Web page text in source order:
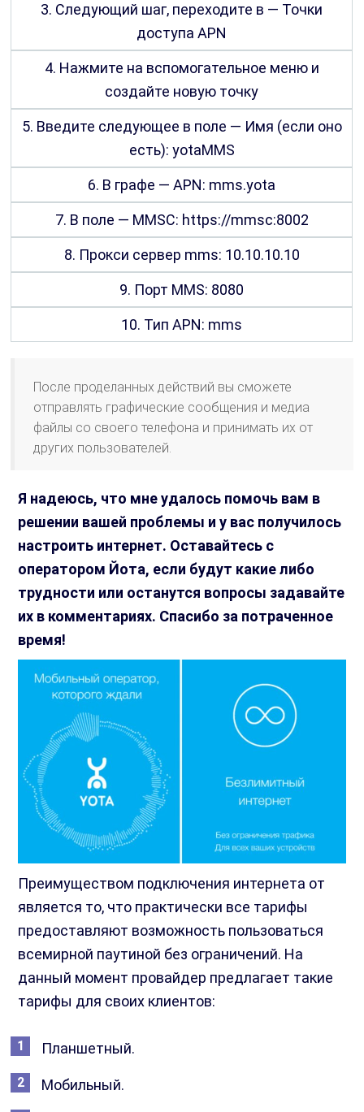
3. Следующий шаг, переходите в — Точки
доступа APN
4. Нажмите на вспомогательное меню и
создайте новую точку
5. Введите следующее в поле — Имя (если оно
есть): yotaMMS
6. В графе — APN: mms.yota
7. В поле — MMSC: https://mmsc:8002
8. Прокси сервер mms: 10.10.10.10
9. Порт MMS: 8080
10. Тип APN: mms
После проделанных действий вы сможете
отправлять графические сообщения и медиа
файлы со своего телефона и принимать их от
других пользователей.
Я надеюсь, что мне удалось помочь вам в
решении вашей проблемы и у вас получилось
настроить интернет. Оставайтесь с
оператором Йота, если будут какие либо
трудности или останутся вопросы задавайте
их в комментариях. Спасибо за потраченное
время!
Преимуществом подключения интернета от
является то, что практически все тарифы
предоставляют возможность пользоваться
всемирной паутиной без ограничений. На
данный момент провайдер предлагает такие
тарифы для своих клиентов:
Планшетный.
Мобильный.